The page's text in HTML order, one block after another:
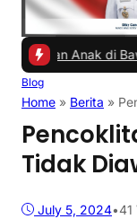
Anak di Bawah
Blog
Home » Berita »
Tidak
July 5, 2024•41